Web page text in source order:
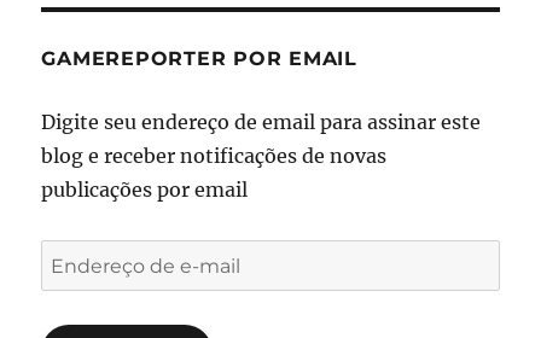
GAMEREPORTER POR EMAIL
Digite seu endereço de email para assinar este
blog e receber notificações de novas
publicações por email
Endereço
de
e-